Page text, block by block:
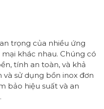
trọng của nhiều ứng
khác nhau. Chúng có
tính an toàn, và khả
và sử dụng bồn inox đơn
bảo hiệu suất và an